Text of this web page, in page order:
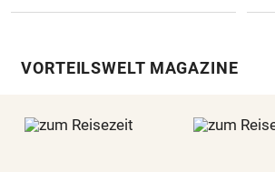
VORTEILSWELT MAGAZINE